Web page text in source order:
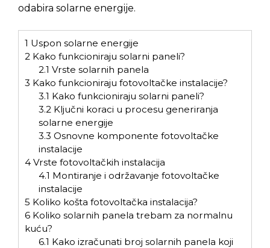
odabira solarne energije.
1 Uspon solarne energije
2 Kako funkcioniraju solarni paneli?
2.1 Vrste solarnih panela
3 Kako funkcioniraju fotovoltačke instalacije?
3.1 Kako funkcioniraju solarni paneli?
3.2Ključni koraci u procesu generiranja
solarne energije
3.3 Osnovne komponente fotovoltačke
instalacije
4 Vrste fotovoltačkih instalacija
4.1 Montiranje i održavanje fotovoltačke
instalacije
5 Koliko košta fotovoltačka instalacija?
6 Koliko solarnih panela trebam za normalnu
kuću?
6.1 Kako izračunati broj solarnih panela koji